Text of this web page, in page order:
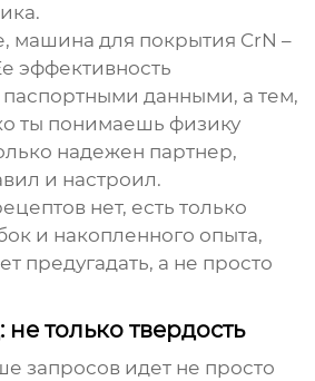
машина для покрытия CrN –
эффективность
данными, а тем,
ты понимаешь физику
надежен партнер,
и настроил.
нет, есть только
и накопленного опыта,
предугадать, а не просто
только твердость
запросов идет не просто